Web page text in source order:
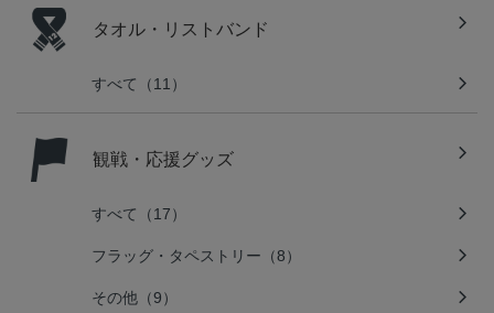
タオル・リストバンド
すべて（11）
観戦・応援グッズ
すべて（17）
フラッグ・タペストリー（8）
その他（9）